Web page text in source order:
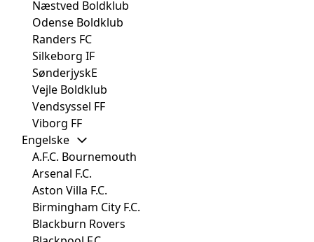
Næstved Boldklub
Odense Boldklub
Randers FC
Silkeborg IF
SønderjyskE
Vejle Boldklub
Vendsyssel FF
Viborg FF
Engelske
A.F.C. Bournemouth
Arsenal F.C.
Aston Villa F.C.
Birmingham City F.C.
Blackburn Rovers